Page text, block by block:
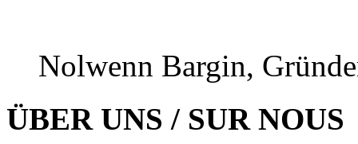
Nolwenn Bargin,
ÜBER UNS / SUR NOUS